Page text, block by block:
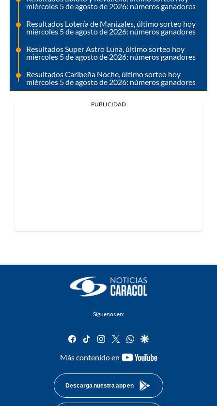
miércoles 5 de agosto de 2026: números ganadores
Resultados Lotería de Manizales, último sorteo hoy
miércoles 5 de agosto de 2026: números ganadores
Resultados Super Astro Luna, último sorteo hoy
miércoles 5 de agosto de 2026: números ganadores
Resultados Caribeña Noche, último sorteo hoy
miércoles 5 de agosto de 2026: números ganadores
PUBLICIDAD
Síguenos en:
facebook
tiktok instagram
twitterwhatsapp
google
Más contenido en
youtube-
Descarga nuestra app en